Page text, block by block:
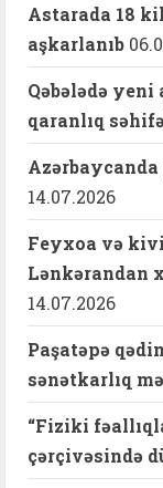
Astarada 18
aşkarlanıb
Qəbələdə
qaranlıq
Azərbaycanda
14.07.2026
Feyxoa və
Lənkərandan
14.07.2026
Paşatəpə
sənətkarlıq
“Fiziki
çərçivəsində